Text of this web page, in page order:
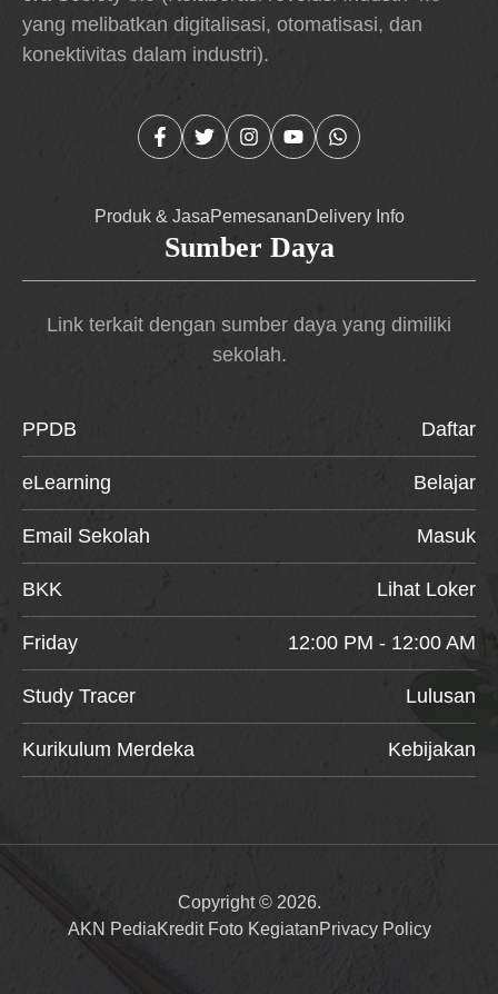
yang melibatkan digitalisasi, otomatisasi, dan
konektivitas dalam industri).
Produk & JasaPemesananDelivery Info
Sumber Daya
Link terkait dengan sumber daya yang dimiliki
sekolah.
PPDB Daftar
eLearning Belajar
Email Sekolah Masuk
BKK Lihat Loker
Friday 12:00 PM - 12:00 AM
Study Tracer Lulusan
Kurikulum Merdeka Kebijakan
Copyright © 2026.
AKN PediaKredit Foto KegiatanPrivacy Policy